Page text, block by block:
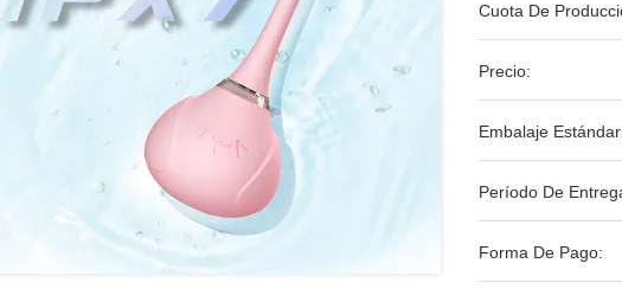
Cuota De
Precio:
Embalaje
Período De
Forma De Pago: